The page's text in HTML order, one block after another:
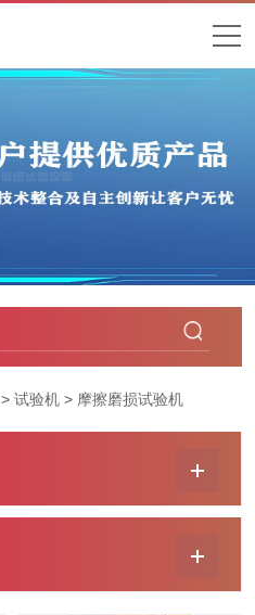
> 试验机 > 摩擦磨损试验机